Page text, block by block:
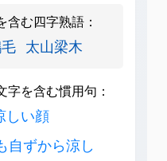
含む四字熟語：
太山梁木
字を含む慣用句：
しい顔
自ずから涼し